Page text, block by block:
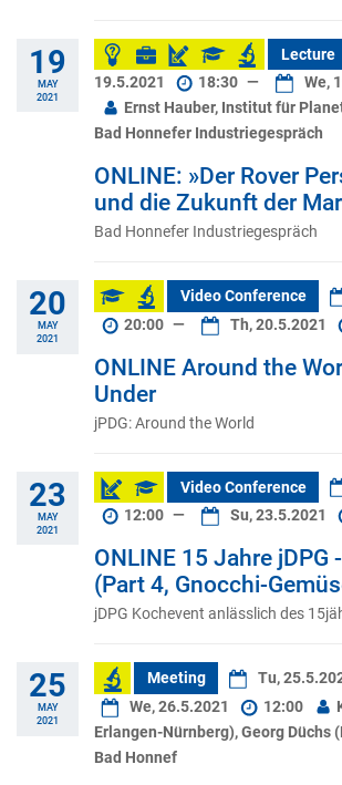
19
MAY
2021
Lecture
19.5.2021
18:30 — We,
Ernst Hauber, Institut für
Bad Honnefer Industriegespräch
ONLINE: »Der Rover
und die Zukunft der
Bad Honnefer Industriegespräch
20
MAY
2021
Video Conference
20:00 — Th, 20.5.2021
ONLINE Around the
Under
jPDG: Around the World
23
MAY
2021
Video Conference
12:00 — Su, 23.5.2021
ONLINE 15 Jahre jDPG
(Part 4, Gnocchi-
jDPG Kochevent anlässlich des
25
MAY
2021
Meeting Tu,
We, 26.5.2021
12:00
Erlangen-Nürnberg), Georg Düchs
Bad Honnef